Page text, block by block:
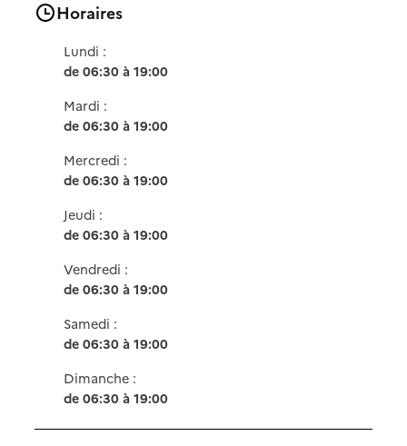
Horaires
Lundi :
de 06:30 à 19:00
Mardi :
de 06:30 à 19:00
Mercredi :
de 06:30 à 19:00
Jeudi :
de 06:30 à 19:00
Vendredi :
de 06:30 à 19:00
Samedi :
de 06:30 à 19:00
Dimanche :
de 06:30 à 19:00